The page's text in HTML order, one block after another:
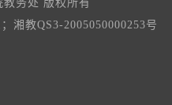
教务处 版权所有
湘教QS3-2005050000253号